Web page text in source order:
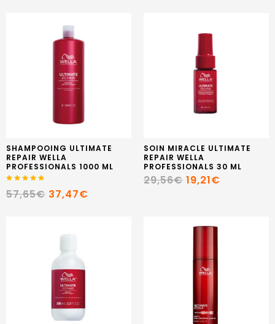
SHAMPOOING ULTIMATE
REPAIR WELLA
PROFESSIONALS 1000 ML
57,65€ 37,47€
SOIN MIRACLE ULTIMATE
REPAIR WELLA
PROFESSIONALS 30 ML
29,56€ 19,21€